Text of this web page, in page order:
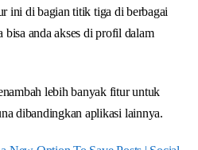
ini di bagian titik tiga di berbagai
bisa anda akses di profil dalam
lebih banyak fitur untuk
dibandingkan aplikasi lainnya.